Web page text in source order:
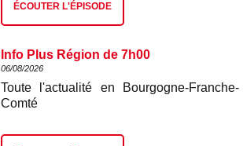
ÉCOUTER L'ÉPISODE
Info Plus Région de 7h00
06/08/2026
Toute l'actualité en Bourgogne-Franche-
Comté